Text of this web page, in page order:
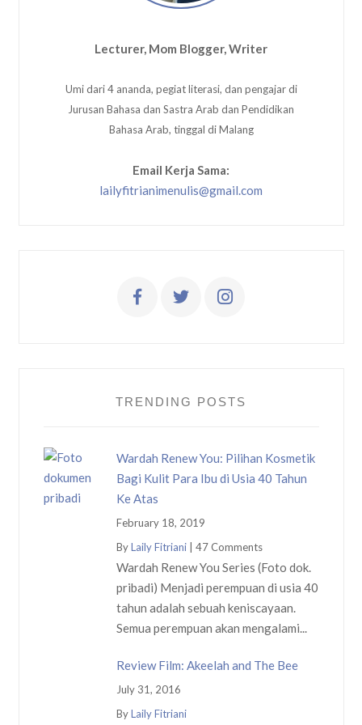
Lecturer, Mom Blogger, Writer
Umi dari 4 ananda, pegiat literasi, dan pengajar di
Jurusan Bahasa dan Sastra Arab dan Pendidikan
Bahasa Arab, tinggal di Malang
Email Kerja Sama:
lailyfitrianimenulis@gmail.com
TRENDING POSTS
Wardah Renew You: Pilihan Kosmetik
Bagi Kulit Para Ibu di Usia 40 Tahun
Ke Atas
February 18, 2019
ByLaily Fitriani| 47 Comments
Wardah Renew You Series (Foto dok.
pribadi) Menjadi perempuan di usia 40
tahun adalah sebuah keniscayaan.
Semua perempuan akan mengalami...
Review Film: Akeelah and The Bee
July 31, 2016
ByLaily Fitriani